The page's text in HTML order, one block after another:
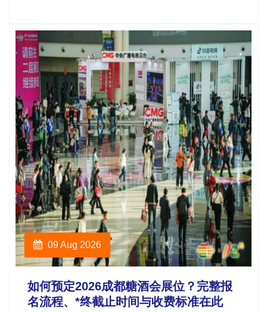
09 Aug 2026
如何预定2026成都糖酒会展位？完整报
名流程、*终截止时间与收费标准在此